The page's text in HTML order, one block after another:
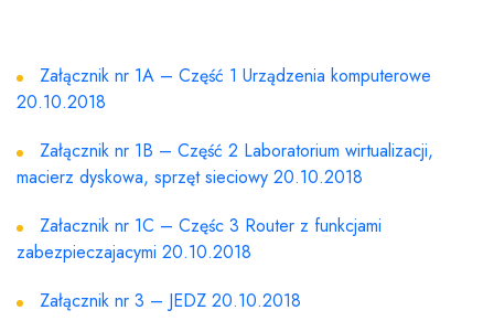
Załącznik nr 1A – Część 1 Urządzenia komputerowe
20.10.2018
Załącznik nr 1B – Część 2 Laboratorium wirtualizacji,
macierz dyskowa, sprzęt sieciowy 20.10.2018
Załacznik nr 1C – Częśc 3 Router z funkcjami
zabezpieczajacymi 20.10.2018
Załącznik nr 3 – JEDZ 20.10.2018